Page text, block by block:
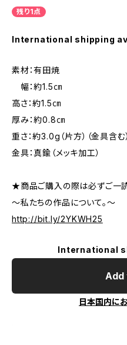
残り1点
International shipping
素材：有田焼
幅：約1.5㎝
高さ：約1.5㎝
厚み：約0.8㎝
重さ：約3.0g（片方）（金具含む）
金具：真鍮（メッキ加工）
★商品ご購入の際は必ずご一読
～私たちの作品について。～
http://bit.ly/2YKWH25
International
日本国内に